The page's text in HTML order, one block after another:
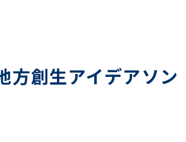
方創生アイデアソン